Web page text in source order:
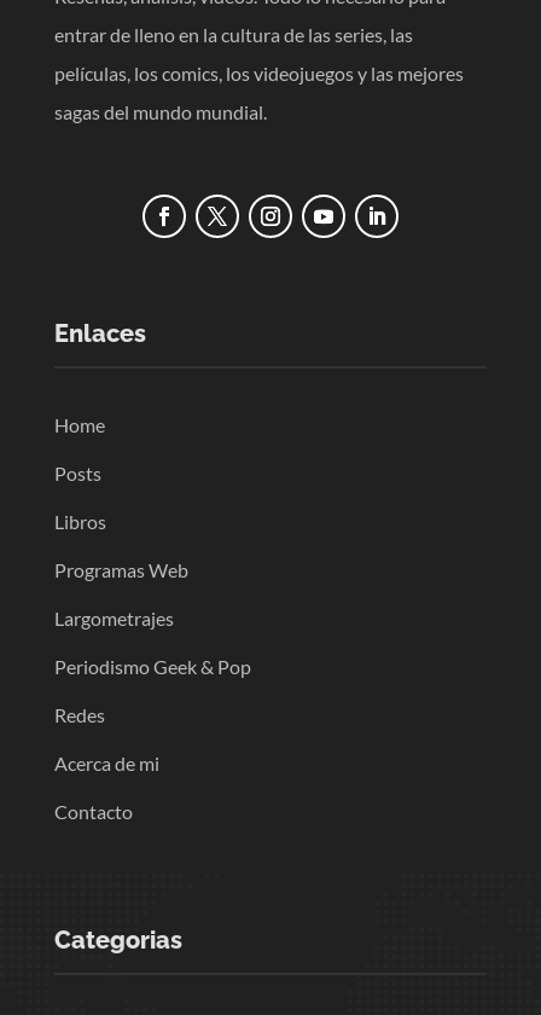
entrar de lleno en la cultura de las series, las
películas, los comics, los videojuegos y las mejores
sagas del mundo mundial.
Enlaces
Home
Posts
Libros
Programas Web
Largometrajes
Periodismo Geek & Pop
Redes
Acerca de mi
Contacto
Categorias